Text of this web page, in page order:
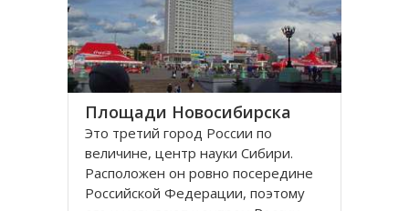
Площади Новосибирска
Это третий город России по
величине, центр науки Сибири.
Расположен он ровно посередине
Российской Федерации, поэтому